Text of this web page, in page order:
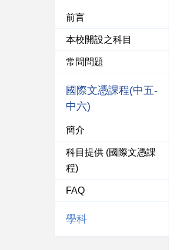
前言
本校開設之科目
常問問題
國際文憑課程(中五-
中六)
簡介
科目提供 (國際文憑課
程)
FAQ
學科